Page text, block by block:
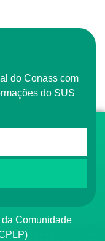
do SUS